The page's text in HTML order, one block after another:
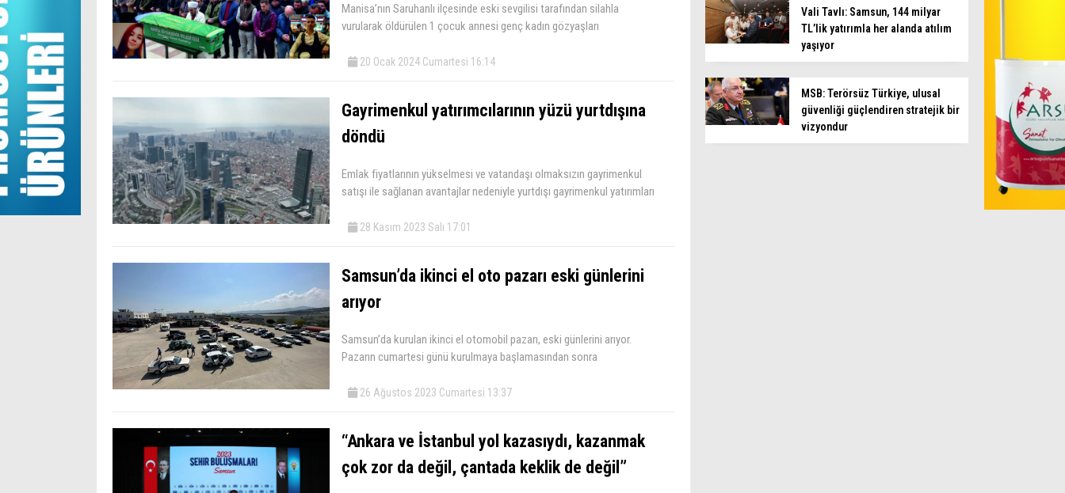
Manisa’nın Saruhanlı ilçesinde eski sevgilisi tarafından silahla
vurularak öldürülen 1 çocuk annesi genç kadın gözyaşları
20 Ocak 2024 Cumartesi 16:14
Gayrimenkul yatırımcılarının yüzü yurtdışına
döndü
Emlak fiyatlarının yükselmesi ve vatandaşı olmaksızın gayrimenkul
satışı ile sağlanan avantajlar nedeniyle yurtdışı gayrimenkul yatırımları
28 Kasım 2023 Salı 17:01
Samsun’da ikinci el oto pazarı eski günlerini
arıyor
Samsun’da kurulan ikinci el otomobil pazarı, eski günlerini arıyor.
Pazarın cumartesi günü kurulmaya başlamasından sonra
26 Ağustos 2023 Cumartesi 13:37
“Ankara ve İstanbul yol kazasıydı, kazanmak
çok zor da değil, çantada keklik de değil”
Vali Tavlı: Samsun, 144 milyar
TL’lik yatırımla her alanda atılım
yaşıyor
MSB: Terörsüz Türkiye, ulusal
güvenliği güçlendiren stratejik bir
vizyondur